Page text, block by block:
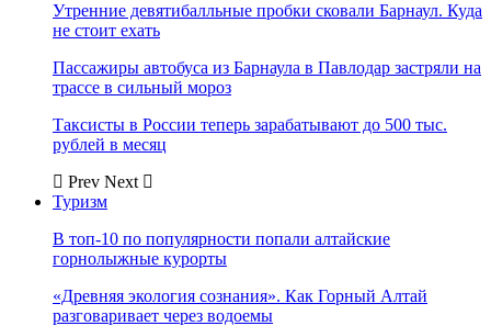
Утренние девятибалльные пробки сковали Барнаул. Куда
не стоит ехать
Пассажиры автобуса из Барнаула в Павлодар застряли на
трассе в сильный мороз
Таксисты в России теперь зарабатывают до 500 тыс.
рублей в месяц
Prev Next
Туризм
В топ-10 по популярности попали алтайские
горнолыжные курорты
«Древняя экология сознания». Как Горный Алтай
разговаривает через водоемы